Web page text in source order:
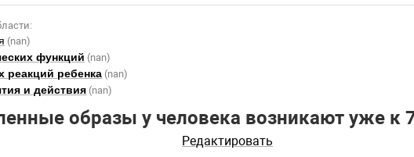
(nan)
функций (nan)
реакций ребенка (nan)
и действия (nan)
образы у человека возникают уже к
Редактировать